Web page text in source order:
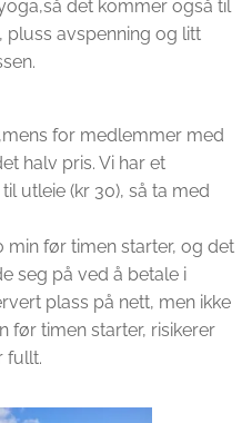
det kommer også til
pluss avspenning og litt
for medlemmer med
halv pris. Vi har et
utleie (kr 30), så ta med
min før timen starter, og det
seg på ved å betale i
plass på nett, men ikke
før timen starter, risikerer
fullt.